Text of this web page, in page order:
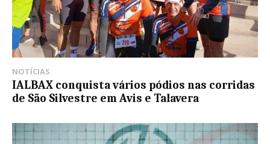
NOTÍCIAS
IALBAX conquista vários pódios nas corridas
de São Silvestre em Avis e Talavera